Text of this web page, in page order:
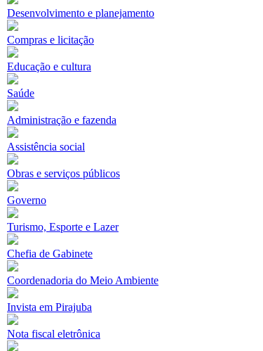
Desenvolvimento e planejamento
Compras e licitação
Educação e cultura
Saúde
Administração e fazenda
Assistência social
Obras e serviços públicos
Governo
Turismo, Esporte e Lazer
Chefia de Gabinete
Coordenadoria do Meio Ambiente
Invista em Pirajuba
Nota fiscal eletrônica